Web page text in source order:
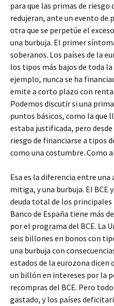
para que las primas de riesgo
redujeran, ante un evento de
otra que se perpetúe el
una burbuja. El primer
soberanos. Los países de la
los tipos más bajos de toda
ejemplo, nunca se ha
emite a corto plazo con
Podemos discutir si una
puntos básicos, como la que
estaba justificada, pero
riesgo de financiarse a tipos
como una costumbre. Como
Esa es la diferencia entre
mitiga, y una burbuja. El BCE
deuda total de los principales
Banco de España tiene más
por el programa del BCE. La
seis billones en bonos con
una burbuja con
estados de la eurozona dicen
un billón en intereses por la
recompras del BCE. Pero
gastado, y los países